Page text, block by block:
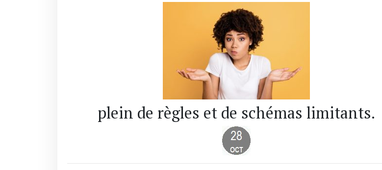
plein de règles et de schémas limitants.